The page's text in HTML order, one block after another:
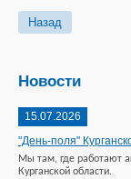
Назад
Новости
15.07.2026
"День-поля"
Мы там, где работают
Курганской области.